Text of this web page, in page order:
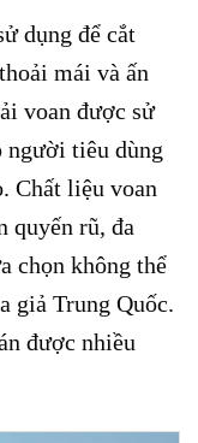
dụng để cắt
mái và ấn
voan được sử
người tiêu dùng
Chất liệu voan
quyến rũ, đa
chọn không thể
giả Trung Quốc.
được nhiều